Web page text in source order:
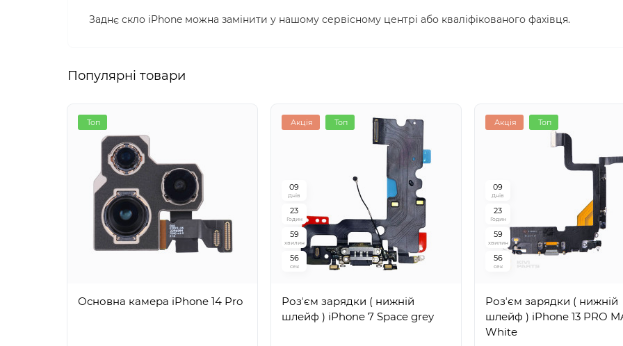
Заднє скло iPhone можна замінити у нашому сервісному центрі або кваліфікованого фахівця.
Популярні товари
Топ
Основна камера iPhone 14 Pro
Акція Топ
09
Днів
23
Годин
59
хвилин
55
сек
Розʼєм зарядки ( нижній
шлейф ) iPhone 7 Space grey
Акція Топ
09
Днів
23
Годин
59
хвилин
55
сек
Розʼєм зарядки ( нижній
шлейф ) iPhone 13 PRO
White